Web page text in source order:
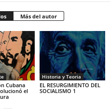
Más del autor
Cubana
el
Historia y Teoria
EL RESURGIMIENTO DEL
SOCIALISMO 1